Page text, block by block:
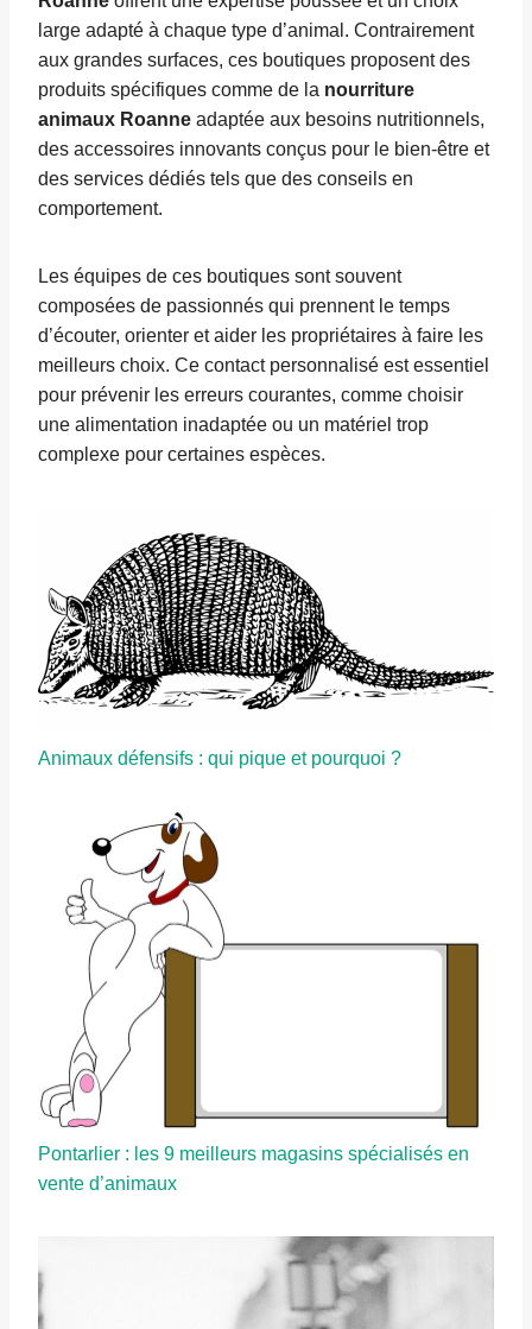
large adapté à chaque type d’animal. Contrairement
aux grandes surfaces, ces boutiques proposent des
produits spécifiques comme de la nourriture
animaux Roanne adaptée aux besoins nutritionnels,
des accessoires innovants conçus pour le bien-être et
des services dédiés tels que des conseils en
comportement.
Les équipes de ces boutiques sont souvent
composées de passionnés qui prennent le temps
d’écouter, orienter et aider les propriétaires à faire les
meilleurs choix. Ce contact personnalisé est essentiel
pour prévenir les erreurs courantes, comme choisir
une alimentation inadaptée ou un matériel trop
complexe pour certaines espèces.
Animaux défensifs : qui pique et pourquoi ?
Pontarlier : les 9 meilleurs magasins spécialisés en
vente d’animaux